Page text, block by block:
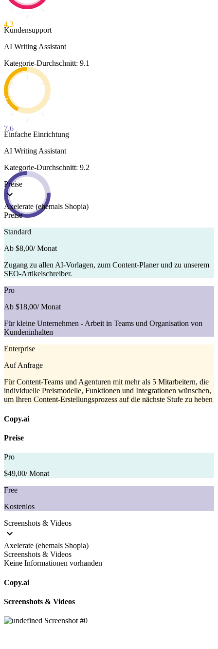
4.3
Kundensupport
AI Writing Assistant
Kategorie-Durchschnitt: 9.1
7.6
Einfache Einrichtung
AI Writing Assistant
Kategorie-Durchschnitt: 9.2
Preise
Axelerate (ehemals Shopia)
Preise
Standard
Ab $8,00/ Monat
Zugang zu allen AI-Vorlagen, zum Content-Planer und zu unserem
SEO-Artikelschreiber.
Pro
Ab $18,00/ Monat
Für kleine Unternehmen - Arbeit in Teams und Organisation von
Kundeninhalten
Enterprise
Auf Anfrage
Für Content-Teams und Agenturen mit mehr als 5 Mitarbeitern, die
individuelle Preismodelle, Funktionen und Integrationen wünschen,
um Ihren Content-Erstellungsprozess auf die nächste Stufe zu heben
Copy.ai
Preise
Pro
$49,00/ Monat
Free
Kostenlos
Screenshots & Videos
Axelerate (ehemals Shopia)
Screenshots & Videos
Keine Informationen vorhanden
Copy.ai
Screenshots & Videos